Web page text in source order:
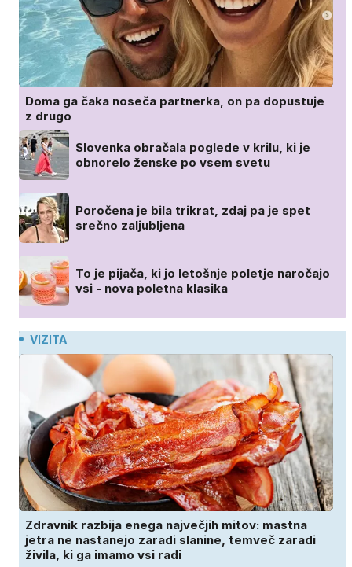
Doma ga čaka noseča partnerka, on pa dopustuje
z drugo
Slovenka obračala poglede v krilu, ki je
obnorelo ženske po vsem svetu
Poročena je bila trikrat, zdaj pa je spet
srečno zaljubljena
To je pijača, ki jo letošnje poletje naročajo
vsi - nova poletna klasika
VIZITA
Zdravnik razbija enega največjih mitov: mastna
jetra ne nastanejo zaradi slanine, temveč zaradi
živila, ki ga imamo vsi radi